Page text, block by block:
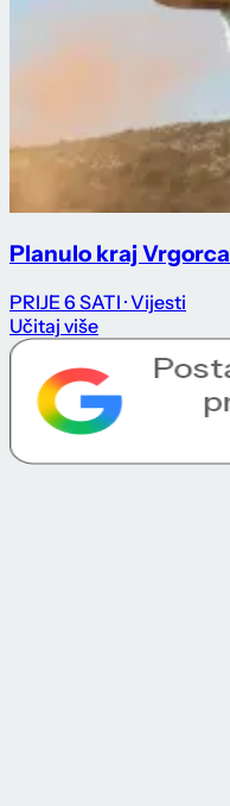
Planulo kraj Vrgorca
PRIJE 6 SATI · Vijesti
Učitaj više